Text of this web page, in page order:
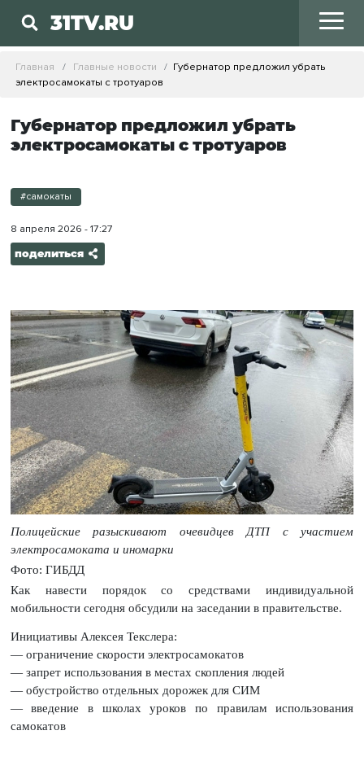
31TV.RU
Главная Главные новости
Губернатор предложил убрать
электросамокаты с тротуаров
Губернатор предложил убрать
электросамокаты с тротуаров
#самокаты
8 апреля 2026 - 17:27
поделиться
Полицейские разыскивают очевидцев ДТП с участием
электросамоката и иномарки
Фото: ГИБДД
Как навести порядок со средствами индивидуальной
мобильности сегодня обсудили на заседании в правительстве.
Инициативы Алексея Текслера:
— ограничение скорости электросамокатов
— запрет использования в местах скопления людей
— обустройство отдельных дорожек для СИМ
— введение в школах уроков по правилам использования
самокатов